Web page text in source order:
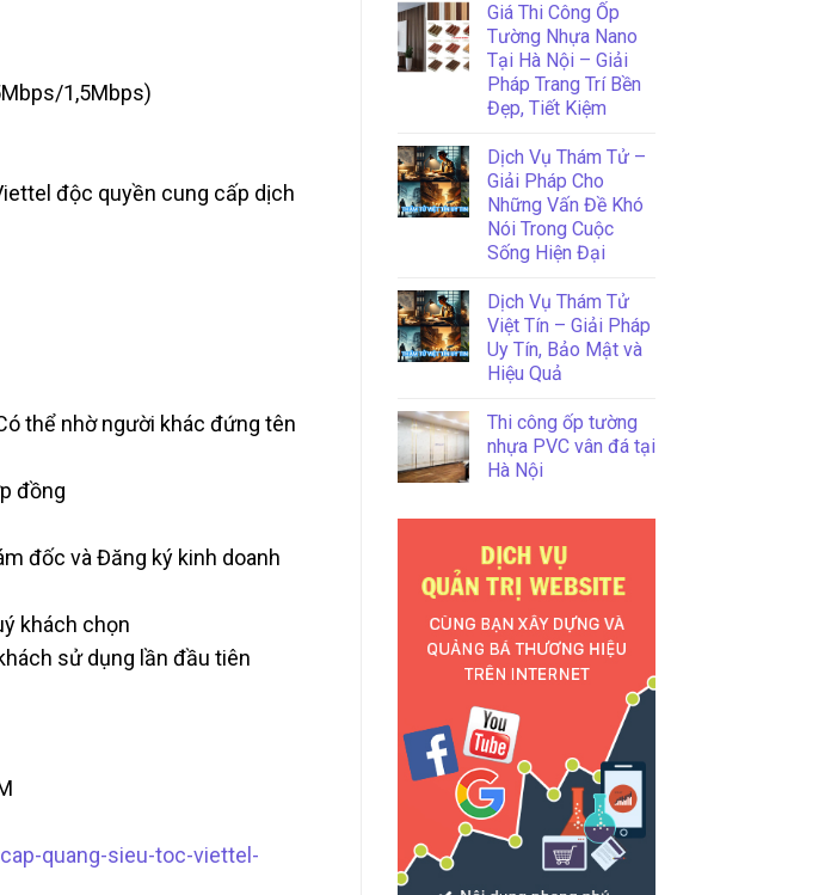
1,5Mbps)
độc quyền cung cấp dịch
thể nhờ người khác đứng tên
đồng
đốc và Đăng ký kinh doanh
khách chọn
sử dụng lần đầu tiên
quang-sieu-toc-viettel-
Giá Thi Công Ốp
Tường Nhựa Nano
Tại Hà Nội – Giải
Pháp Trang Trí Bền
Đẹp, Tiết Kiệm
Dịch Vụ Thám Tử –
Giải Pháp Cho
Những Vấn Đề Khó
Nói Trong Cuộc
Sống Hiện Đại
Dịch Vụ Thám Tử
Việt Tín – Giải Pháp
Uy Tín, Bảo Mật và
Hiệu Quả
Thi công ốp tường
nhựa PVC vân đá tại
Hà Nội